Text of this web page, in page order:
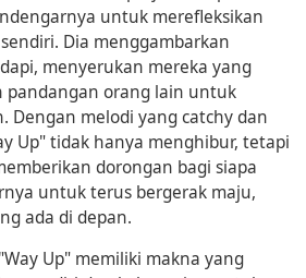
untuk merefleksikan
Dia menggambarkan
menyerukan mereka yang
pandangan orang lain untuk
Dengan melodi yang catchy dan
Up" tidak hanya menghibur, tetapi
dorongan bagi siapa
untuk terus bergerak maju,
ada di depan.
Up" memiliki makna yang